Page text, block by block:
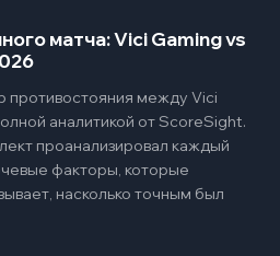
матча: Vici Gaming vs
противостояния между Vici
аналитикой от ScoreSight.
проанализировал каждый
факторы, которые
насколько точным был